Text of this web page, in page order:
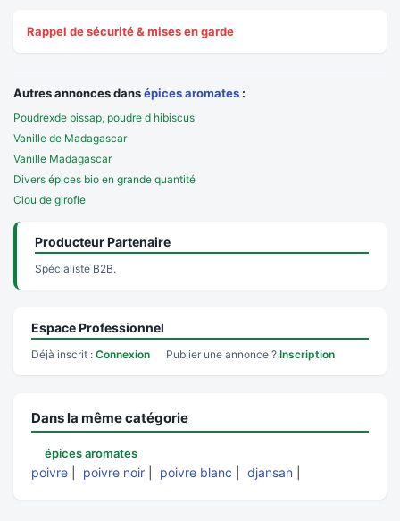
Rappel de sécurité & mises en garde
Autres annonces dansépices aromates :
Poudrexde bissap, poudre d hibiscus
Vanille de Madagascar
Vanille Madagascar
Divers épices bio en grande quantité
Clou de girofle
Producteur Partenaire
Spécialiste B2B.
Espace Professionnel
Déjà inscrit : Connexion Publier une annonce ? Inscription
Dans la même catégorie
épices aromates
poivre poivre noir poivre blanc djansan